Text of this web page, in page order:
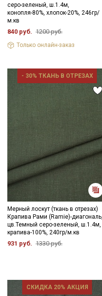
серо-зеленый, ш.1.4м,
конопля-80%, хлопок-20%, 246гр/
м.кв
840 руб. 1200 руб.
Только онлайн-заказ
- 30% ТКАНЬ В ОТРЕЗАХ
Мерный лоскут (ткань в отрезах)
Крапива Рами (Ramie)-диагональ,
цв.Темный серо-зеленый, ш.1.4м,
крапива-100%, 240гр/м.кв
931 руб. 1330 руб.
СКИДКА 20% АКЦИЯ